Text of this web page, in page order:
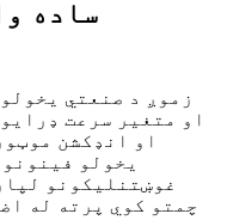
ساده
زموږ د صنعتي
او متغیر سرعت
او انډکشن
یخولو
غوښتنلیکونو
چمتو کوي پرته له